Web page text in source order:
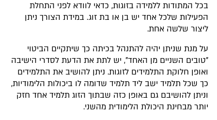
בכל המתודות ללמידה בזוגות, כדאי לוודא לפני התחלת
הפעילות שלכל אחד יש בן או בת זוג. במידת הצורך ניתן
ליצור שלשה אחת.
על מנת שניתן יהיה להתנהל בכיתה כך שיתקיים הביטוי
"טובים השניים מן האחד", יש לתת את הדעת לסדרי הישיבה
ואופן חלוקת התלמידים לזוגות. ניתן להושיב את התלמידים
כך שכל תלמיד ישב ליד תלמיד שדומה לו ביכולות הלימודיות,
וניתן להושיבם גם באופן כזה שבתוך הזוג תלמיד אחד חזק
יותר מבחינת היכולת הלימודית מהשני.